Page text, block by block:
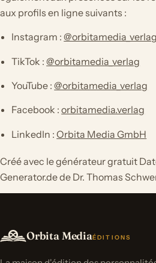
aux profils en ligne suivants :
Instagram :@orbitamedia_verlag
TikTok :@orbitamedia_verlag
YouTube :@orbitamedia_verlag
Facebook :orbitamedia.verlag
LinkedIn :Orbita Media GmbH
Créé avec le générateur gratuit
Generator.de de Dr. Thomas
Orbita MediaÉDITIONS